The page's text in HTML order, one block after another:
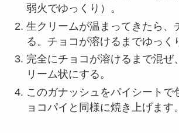
弱火でゆっくり）。
生クリームが温まってきたら、
る。チョコが溶けるまでゆっく
完全にチョコが溶けるまで混ぜ
リーム状にする。
このガナッシュをパイシートで
ョコパイと同様に焼き上げます。